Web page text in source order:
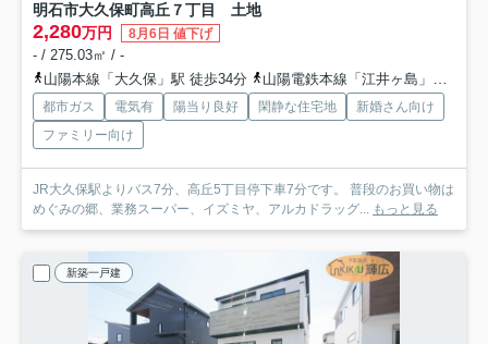
明石市大久保町高丘７丁目 土地
2,280万円 8月6日 値下げ
- / 275.03㎡ / -
山陽本線「大久保」駅 徒歩34分
山陽電鉄本線「江井ヶ島」駅 徒歩55分
都市ガス 電気有 陽当り良好 閑静な住宅地
新婚さん向け
ファミリー向け
JR大久保駅よりバス7分、高丘5丁目停下車7分です。 普段のお買い物は
めぐみの郷、業務スーパー、イズミヤ、アルカドラッグ... もっと見る
新築一戸建